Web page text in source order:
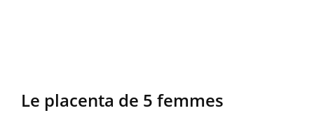
Le placenta de 5 femmes